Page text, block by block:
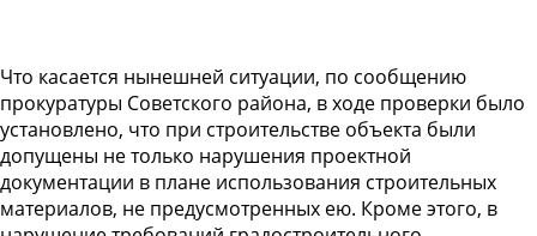
Что касается нынешней ситуации, по сообщению
прокуратуры Советского района, в ходе проверки было
установлено, что при строительстве объекта были
допущены не только нарушения проектной
документации в плане использования строительных
материалов, не предусмотренных ею. Кроме этого, в